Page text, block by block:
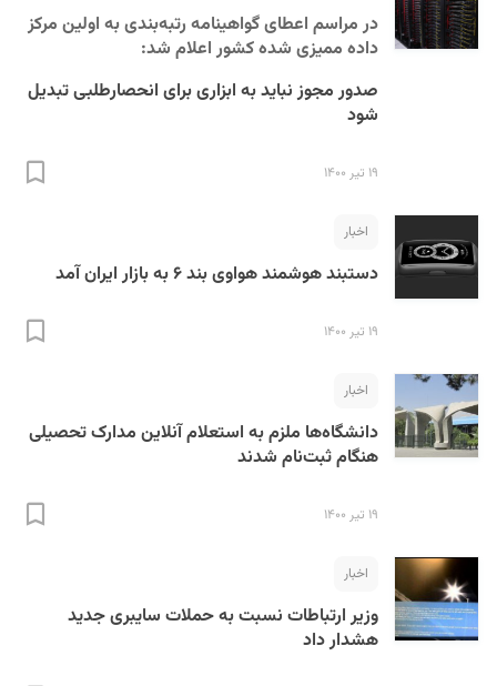
در مراسم اعطای گواهینامه رتبه‌بندی به اولین مرکز
داده ممیزی شده کشور اعلام شد:
صدور مجوز نباید به ابزاری برای انحصارطلبی تبدیل
شود
۱۹ تیر ۱۴۰۰
اخبار
دستبند هوشمند هواوی بند ۶ به بازار ایران آمد
۱۹ تیر ۱۴۰۰
اخبار
دانشگاه‌ها ملزم به استعلام آنلاین مدارک تحصیلی
هنگام ثبت‌نام شدند
۱۹ تیر ۱۴۰۰
اخبار
وزیر ارتباطات نسبت به حملات سایبری جدید
هشدار داد